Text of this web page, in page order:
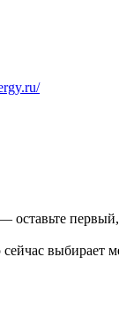
оставьте
выбирает